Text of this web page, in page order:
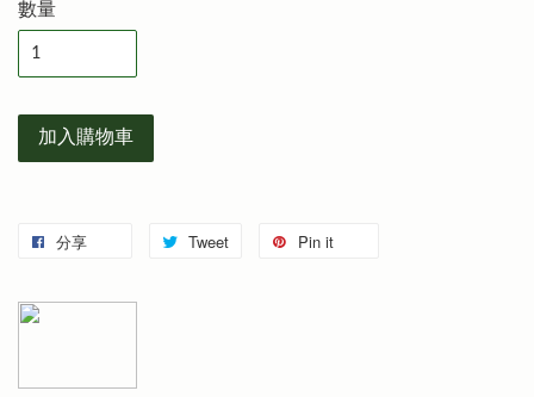
數量
加入購物車
分享 Tweet Pin it